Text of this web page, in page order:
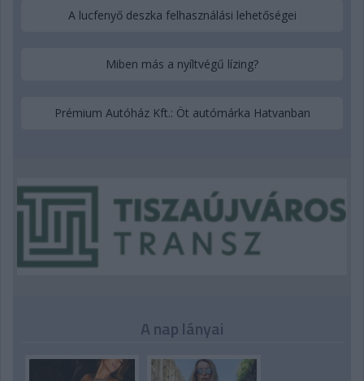
A lucfenyő deszka felhasználási lehetőségei
Miben más a nyíltvégű lízing?
Prémium Autóház Kft.: Öt autómárka Hatvanban
A nap lányai